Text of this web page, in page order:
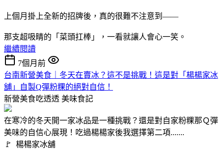
上個月掛上全新的招牌後，真的很難不注意到——
那支超吸睛的「菜頭扛棒」，一看就讓人會心一笑。
繼續閱讀
7個月前
台南新營美食｜冬天在賣冰？這不是挑戰！這是對「楊楊家冰
舖」自製Q彈粉粿的絕對自信！
新營美食吃透透 美味食記
在寒冷的冬天開一家冰品是一種挑戰？還是對自家粉粿那Ｑ彈
美味的自信心展現！吃過楊楊家後我選擇第二項.......
🚩 楊楊家冰舖